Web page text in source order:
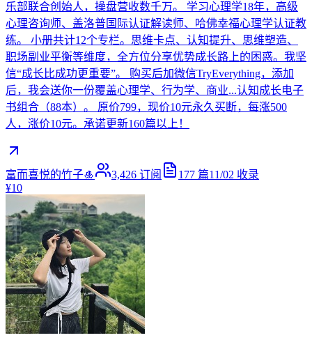
乐部联合创始人，操盘营收数千万。 学习心理学18年，高级
心理咨询师、盖洛普国际认证解读师、哈佛幸福心理学认证教
练。 小册共计12个专栏。思维卡点、认知提升、思维塑造、
职场副业平衡等维度，全方位分享优势成长路上的困惑。我坚
信“成长比成功更重要”。 购买后加微信TryEverything，添加
后，我会送你一份覆盖心理学、行为学、商业...认知成长电子
书组合（88本）。 原价799，现价10元永久买断，每涨500
人，涨价10元。承诺更新160篇以上！
富而喜悦的竹子🎍 3,426 订阅 177 篇11/02 收录
¥10